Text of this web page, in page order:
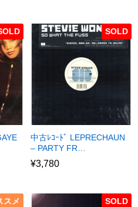
SOLD
中古ﾚｺｰﾄﾞ LEPRECHAUN
– PARTY FR…
¥3,780
スメ SOLD